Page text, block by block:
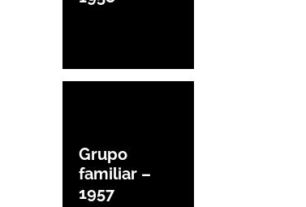
Grupo
familiar –
1957